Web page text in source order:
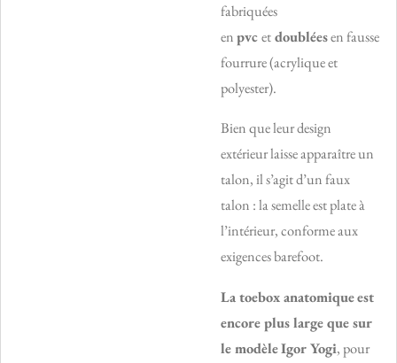
fabriquées
enpvcetdoubléesenfausse
fourrure(acrylique et
polyester).
Bien que leur design
extérieur laisse apparaître un
talon, il s’agit d’un faux
talon : la semelle est plate à
l’intérieur, conforme aux
exigences barefoot.
La toebox anatomiqueest
encore plus large que sur
le modèleIgor Yogi, pour